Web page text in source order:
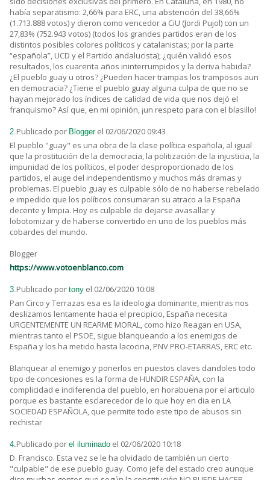
había separatismo: 2,66% para ERC, una abstención del 38,66%
(1.713.888 votos) y dieron como vencedor a CiU (Jordi Pujol) con un
27,83% (752.943 votos) (todos los grandes partidos eran de los
distintos posibles colores políticos y catalanistas; por la parte
“española”, UCD y el Partido andalucista); ¿quién validó esos
resultados, los cuarenta años ininterrumpidos y la deriva habida?
¿El pueblo guay u otros? ¿Pueden hacer trampas los tramposos aun
en democracia? ¿Tiene el pueblo guay alguna culpa de que no se
hayan mejorado los índices de calidad de vida que nos dejó el
franquismo? Así que, en mi opinión, ¡un respeto para con el blasillo!
2. Publicado por Blogger el 02/06/2020 09:43
El pueblo "guay" es una obra de la clase política española, al igual
que la prostitución de la democracia, la politización de la injusticia, la
impunidad de los políticos, el poder desproporcionado de los
partidos, el auge del independentismo y muchos más dramas y
problemas. El pueblo guay es culpable sólo de no haberse rebelado
e impedido que los políticos consumaran su atraco a la España
decente y limpia. Hoy es culpable de dejarse avasallar y
lobotomizar y de haberse convertido en uno de los pueblos más
cobardes del mundo.
Blogger
https://www.votoenblanco.com
3. Publicado por tony el 02/06/2020 10:08
Pan Circo y Terrazas esa es la ideologia dominante, mientras nos
deslizamos lentamente hacia el precipicio, España necesita
URGENTEMENTE UN REARME MORAL, como hizo Reagan en USA,
mientras tanto el PSOE, sigue blanqueando a los enemigos de
España y los ha metido hasta lacocina, PNV PRO-ETARRAS, ERC etc.
Blanquear al enemigo y ponerlos en puestos claves dandoles todo
tipo de concesiones es la forma de HUNDIR ESPAÑA, con la
complicidad e indiferencia del pueblo, en horabuena por el articulo
porque es bastante esclarecedor de lo que hoy en dia en LA
SOCIEDAD ESPAÑOLA, que permite todo este tipo de abusos sin
rechistar
4. Publicado por el iluminado el 02/06/2020 10:18
D. Francisco. Esta vez se le ha olvidado de también un cierto
"culpable" de ese pueblo guay. Como jefe del estado creo aunque